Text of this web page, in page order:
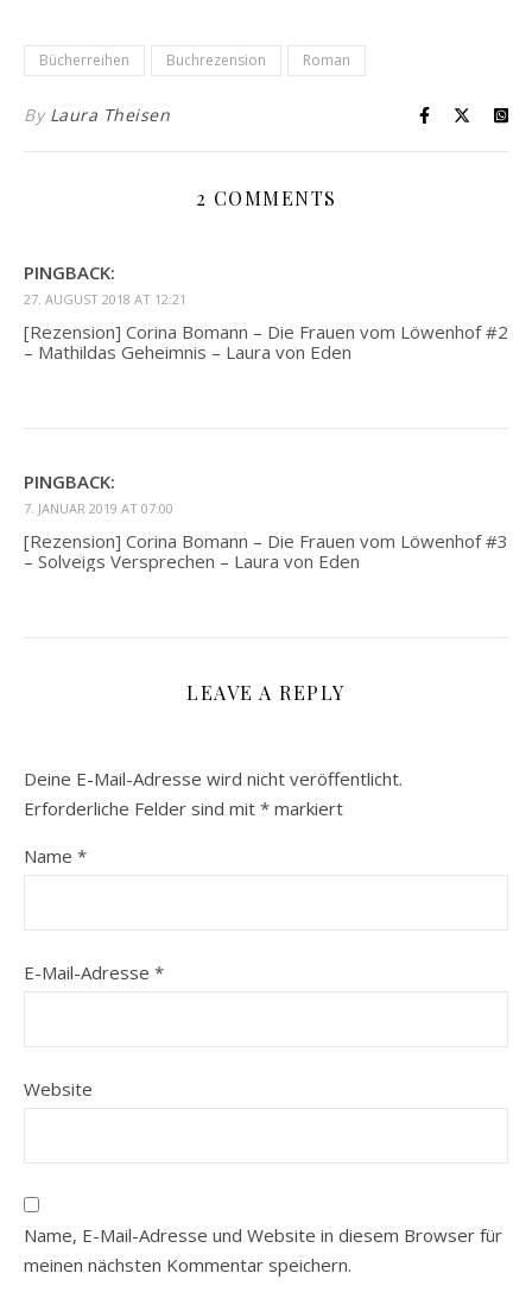
Bücherreihen Buchrezension Roman
By Laura Theisen
2 COMMENTS
PINGBACK:
27. AUGUST 2018 AT 12:21
[Rezension] Corina Bomann – Die Frauen vom Löwenhof #2
– Mathildas Geheimnis – Laura von Eden
PINGBACK:
7. JANUAR 2019 AT 07:00
[Rezension] Corina Bomann – Die Frauen vom Löwenhof #3
– Solveigs Versprechen – Laura von Eden
LEAVE A REPLY
Deine E-Mail-Adresse wird nicht veröffentlicht.
Erforderliche Felder sind mit * markiert
Name *
E-Mail-Adresse *
Website
Name, E-Mail-Adresse und Website in diesem Browser für
meinen nächsten Kommentar speichern.